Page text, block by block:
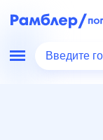
Введите